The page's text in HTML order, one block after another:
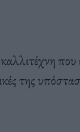
που
της